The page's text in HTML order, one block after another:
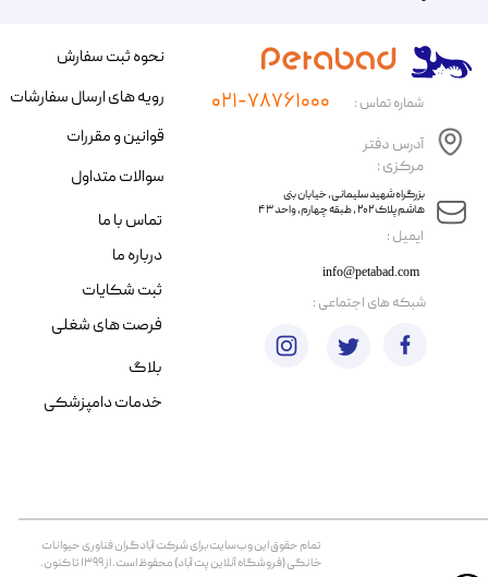
​ایمیل :
آدرس دفتر
مرکزی :
info@petabad.com
​​بزرگراه شهید سلیمانی، خیابان بنی
هاشم پلاک ۲۰۲ ، طبقه چهارم، واحد ۴۳
شماره تماس : ۰۲۱-۷۸۷۶۱۰۰۰
تمام حقوق اين وب‌سايت برای شرکت آبادگران فناوری حیوانات
خانگی (فروشگاه آنلاین پت آباد) محفوظ است. از ۱۳۹۹ تا کنون.
نحوه ثبت سفارش
رویه های ارسال سفارشات
قوانین و مقررات
سوالات متداول
تماس با ما
درباره ما
ثبت شکایات
فرصت های شغلی
​شبکه های اجتماعی :
بلاگ
خدمات دامپزشکی